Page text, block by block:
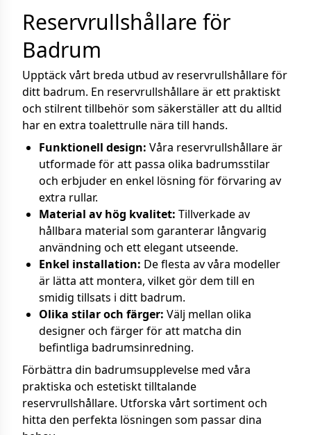
Reservrullshållare för
Badrum
Upptäck vårt breda utbud av reservrullshållare för
ditt badrum. En reservrullshållare är ett praktiskt
och stilrent tillbehör som säkerställer att du alltid
har en extra toalettrulle nära till hands.
Funktionell design: Våra reservrullshållare är
utformade för att passa olika badrumsstilar
och erbjuder en enkel lösning för förvaring av
extra rullar.
Material av hög kvalitet: Tillverkade av
hållbara material som garanterar långvarig
användning och ett elegant utseende.
Enkel installation: De flesta av våra modeller
är lätta att montera, vilket gör dem till en
smidig tillsats i ditt badrum.
Olika stilar och färger: Välj mellan olika
designer och färger för att matcha din
befintliga badrumsinredning.
Förbättra din badrumsupplevelse med våra
praktiska och estetiskt tilltalande
reservrullshållare. Utforska vårt sortiment och
hitta den perfekta lösningen som passar dina